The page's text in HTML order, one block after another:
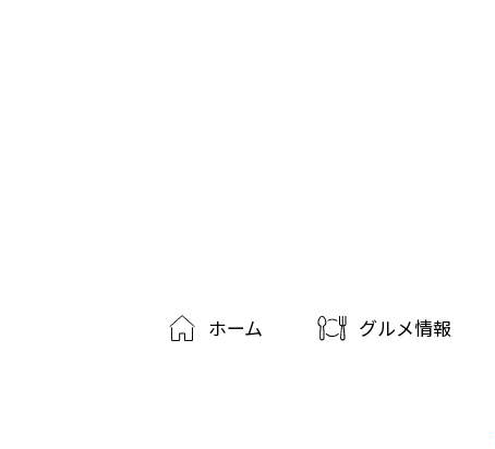
ホーム グルメ情報